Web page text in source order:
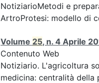
NotiziarioMetodi e
ArtroProtesi: modello di
Volume 25, n. 4 Aprile
Contenuto Web
Notiziario. L'agricoltura
medicina: centralità della